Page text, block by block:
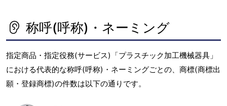
称呼(呼称)・ネーミング
指定商品・指定役務(サービス)「プラスチック加工機械器具」
における代表的な称呼(呼称)・ネーミングごとの、商標(商標出
願・登録商標)の件数は以下の通りです。